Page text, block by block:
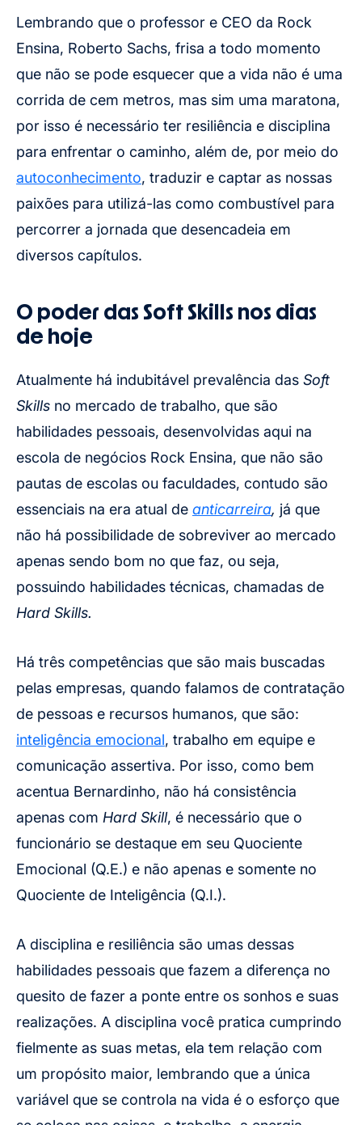
Lembrando que o professor e CEO da Rock
Ensina, Roberto Sachs, frisa a todo momento
que não se pode esquecer que a vida não é uma
corrida de cem metros, mas sim uma maratona,
por isso é necessário ter resiliência e disciplina
para enfrentar o caminho, além de, por meio do
autoconhecimento, traduzir e captar as nossas
paixões para utilizá-las como combustível para
percorrer a jornada que desencadeia em
diversos capítulos.
O poder das Soft Skills nos dias
de hoje
Atualmente há indubitável prevalência das Soft
Skills no mercado de trabalho, que são
habilidades pessoais, desenvolvidas aqui na
escola de negócios Rock Ensina, que não são
pautas de escolas ou faculdades, contudo são
essenciais na era atual de anticarreira, já que
não há possibilidade de sobreviver ao mercado
apenas sendo bom no que faz, ou seja,
possuindo habilidades técnicas, chamadas de
Hard Skills.
Há três competências que são mais buscadas
pelas empresas, quando falamos de contratação
de pessoas e recursos humanos, que são:
inteligência emocional, trabalho em equipe e
comunicação assertiva. Por isso, como bem
acentua Bernardinho, não há consistência
apenas com Hard Skill, é necessário que o
funcionário se destaque em seu Quociente
Emocional (Q.E.) e não apenas e somente no
Quociente de Inteligência (Q.I.).
A disciplina e resiliência são umas dessas
habilidades pessoais que fazem a diferença no
quesito de fazer a ponte entre os sonhos e suas
realizações. A disciplina você pratica cumprindo
fielmente as suas metas, ela tem relação com
um propósito maior, lembrando que a única
variável que se controla na vida é o esforço que